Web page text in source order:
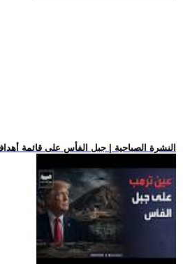
.. النشرة الصباحية | جبل الفأس على قائمة